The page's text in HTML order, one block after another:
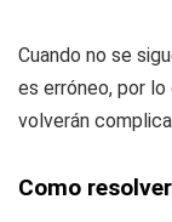
Cuando no se
es erróneo, por
volverán
Como